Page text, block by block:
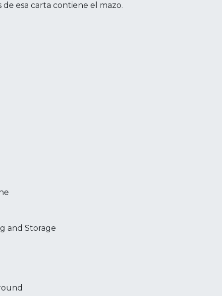
esa carta contiene el mazo.
and Storage